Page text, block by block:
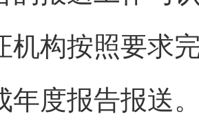
机构按照要求
年度报告报送